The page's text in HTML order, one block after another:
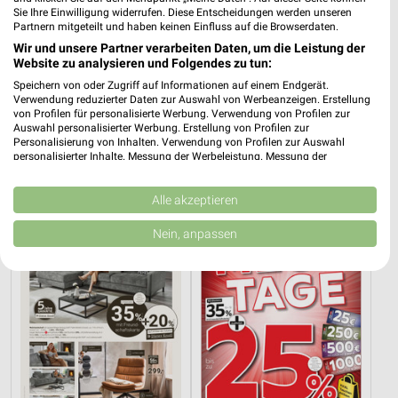
6,1 km
Angebote ab 03.08.
Noch heute gültig
19,3 km
Wohnen Spezial
Gültig bis Fr. 14.08.
XXXLutz XXXLutz
Sie Ihre Einwilligung widerrufen. Diese Entscheidungen werden unseren
Partnern mitgeteilt und haben keinen Einfluss auf die Browserdaten.
Wir und unsere Partner verarbeiten Daten, um die Leistung der
Website zu analysieren und Folgendes zu tun:
Speichern von oder Zugriff auf Informationen auf einem Endgerät.
Verwendung reduzierter Daten zur Auswahl von Werbeanzeigen. Erstellung
von Profilen für personalisierte Werbung. Verwendung von Profilen zur
Auswahl personalisierter Werbung. Erstellung von Profilen zur
Personalisierung von Inhalten. Verwendung von Profilen zur Auswahl
personalisierter Inhalte. Messung der Werbeleistung. Messung der
Kombinationen von Daten aus verschiedenen Quellen. Entwicklung und
Verbesserung der Angebote. Verwendung reduzierter Daten zur Auswahl
von Inhalten.
Daten können außerhalb der Europäischen Union weitergegeben und in die
USA gesendet werden.
Website/App.
Partnerliste anzeigen (1 IAB-Anbieter)
Wir nutzen Ihre Daten für folgende Zwecke:
IAB-Verarbeitungszwecke:
Speichern von oder Zugriff auf Informationen
auf einem Endgerät
Alle akzeptieren
Nein, anpassen